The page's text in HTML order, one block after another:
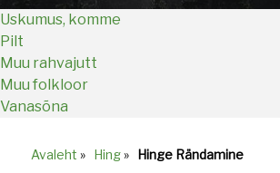
Uskumus, komme
Pilt
Muu rahvajutt
Muu folkloor
Vanasõna
Avaleht » Hing» Hinge Rändamine